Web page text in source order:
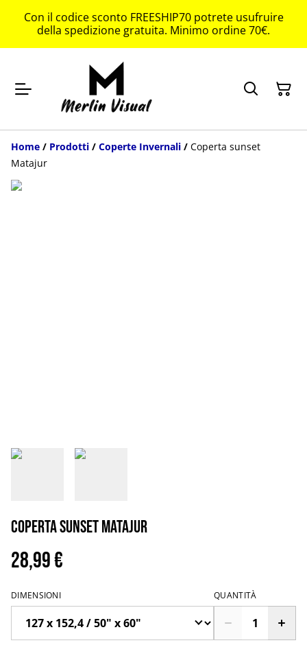
Con il codice sconto FREESHIP70 potrete usufruire
della spedizione gratuita. Minimo ordine 70€.
Home / Prodotti / Coperte Invernali / Coperta sunset
Matajur
Coperta sunset Matajur
28,99 €
DIMENSIONI QUANTITÀ